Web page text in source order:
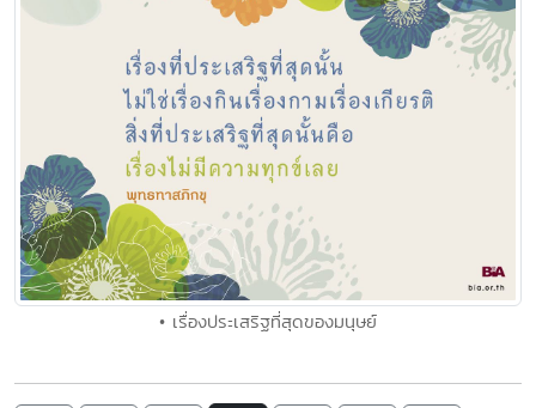
• เรื่องประเสริฐที่สุดของมนุษย์